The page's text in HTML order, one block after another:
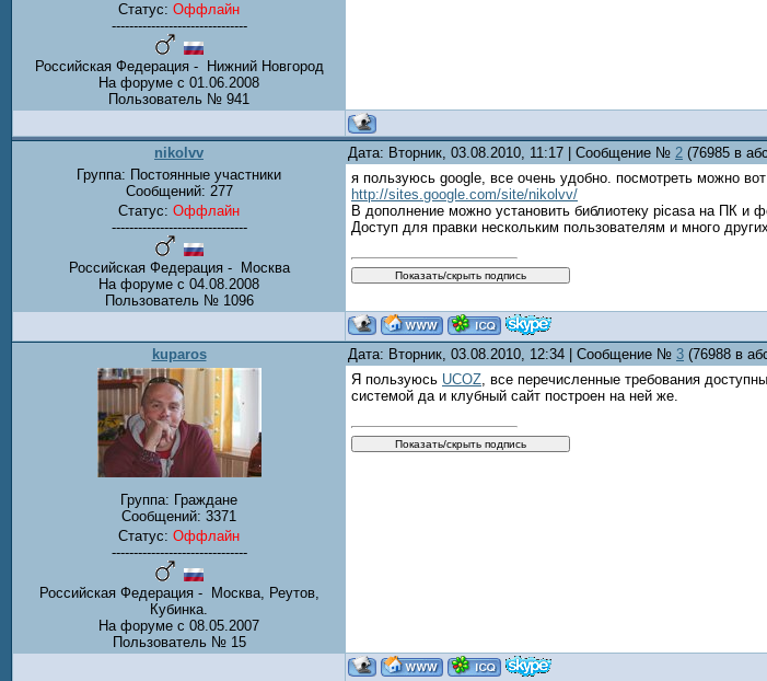
Статус: Оффлайн
-------------------------------
Российская Федерация - Нижний Новгород
На форуме с 01.06.2008
Пользователь № 941
nikolvv Дата: Вторник, 03.08.2010, 11:17 | Сообщение № 2 (76985 в
Группа: Постоянные участники
Сообщений: 277
Статус: Оффлайн
-------------------------------
Российская Федерация - Москва
На форуме с 04.08.2008
Пользователь № 1096
я пользуюсь google, все очень удобно. посмотреть можно
http://sites.google.com/site/nikolvv/
В дополнение можно установить библиотеку picasa на ПК и
Доступ для правки нескольким пользователям и много
kuparos Дата: Вторник, 03.08.2010, 12:34 | Сообщение № 3 (76988 в
Группа: Граждане
Сообщений: 3371
Статус: Оффлайн
-------------------------------
Российская Федерация - Москва, Реутов,
Кубинка.
На форуме с 08.05.2007
Пользователь № 15
Я пользуюсь UCOZ, все перечисленные требования
системой да и клубный сайт построен на ней же.